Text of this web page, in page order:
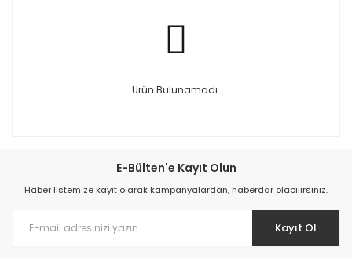
Ürün Bulunamadı.
E-Bülten'e Kayıt Olun
Haber listemize kayıt olarak kampanyalardan, haberdar olabilirsiniz.
Kayıt Ol